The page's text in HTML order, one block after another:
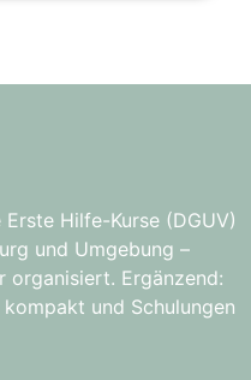
Hilfe-Kurse (DGUV)
und Umgebung –
organisiert. Ergänzend:
und Schulungen